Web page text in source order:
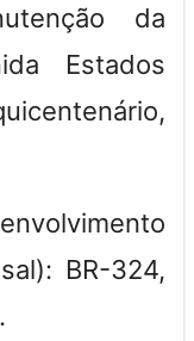
da
Estados
BR-324,